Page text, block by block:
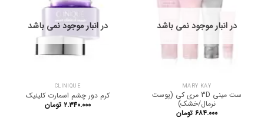
در انبار موجود نمی باشد
MARY KAY
ست مینی 3D مری کی (پوست
نرمال/خشک)
۶۸۴.۰۰۰ تومان
در انبار موجود نمی باشد
CLINIQUE
کرم دور چشم اسمارت کلینیک
۲.۳۴۰.۰۰۰ تومان